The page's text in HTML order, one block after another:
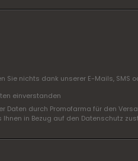
nichts dank unserer E-Mails,
einverstanden
durch Promofarma für den
in Bezug auf den Datenschutz